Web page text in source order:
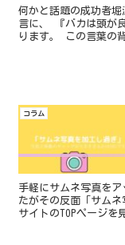
何かと話題の成功者
言に、 『バカは頭が
ります。 この言葉の
コラム
手軽にサムネ写真を
たがその反面「サムネ
サイトのTOPページを
多くいます。少しく